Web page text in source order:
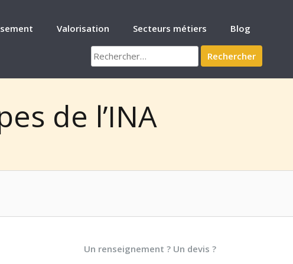
Valorisation Secteurs métiers Blog
Rechercher :
de l’INA
Un renseignement ? Un devis ?